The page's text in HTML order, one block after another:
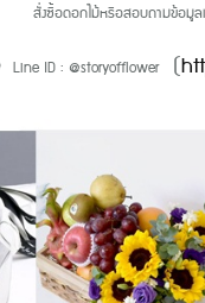
สั่งซื้อดอกไม้หรือสอบถามข้อมูล
Line ID : @storyofflower (